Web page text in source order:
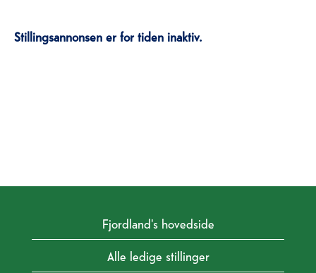
Stillingsannonsen er for tiden inaktiv.
Fjordland's hovedside
Alle ledige stillinger